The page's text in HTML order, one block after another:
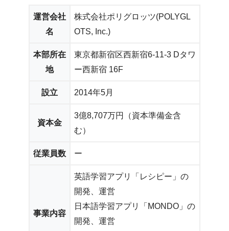
運営会社
名
株式会社ポリグロッツ(POLYGL
OTS, Inc.)
本部所在
地
東京都新宿区西新宿6-11-3 Dタワ
ー西新宿 16F
設立 2014年5月
資本金
3億8,707万円（資本準備金含
む）
従業員数 ー
事業内容
英語学習アプリ「レシピー」の
開発、運営
日本語学習アプリ「MONDO」の
開発、運営